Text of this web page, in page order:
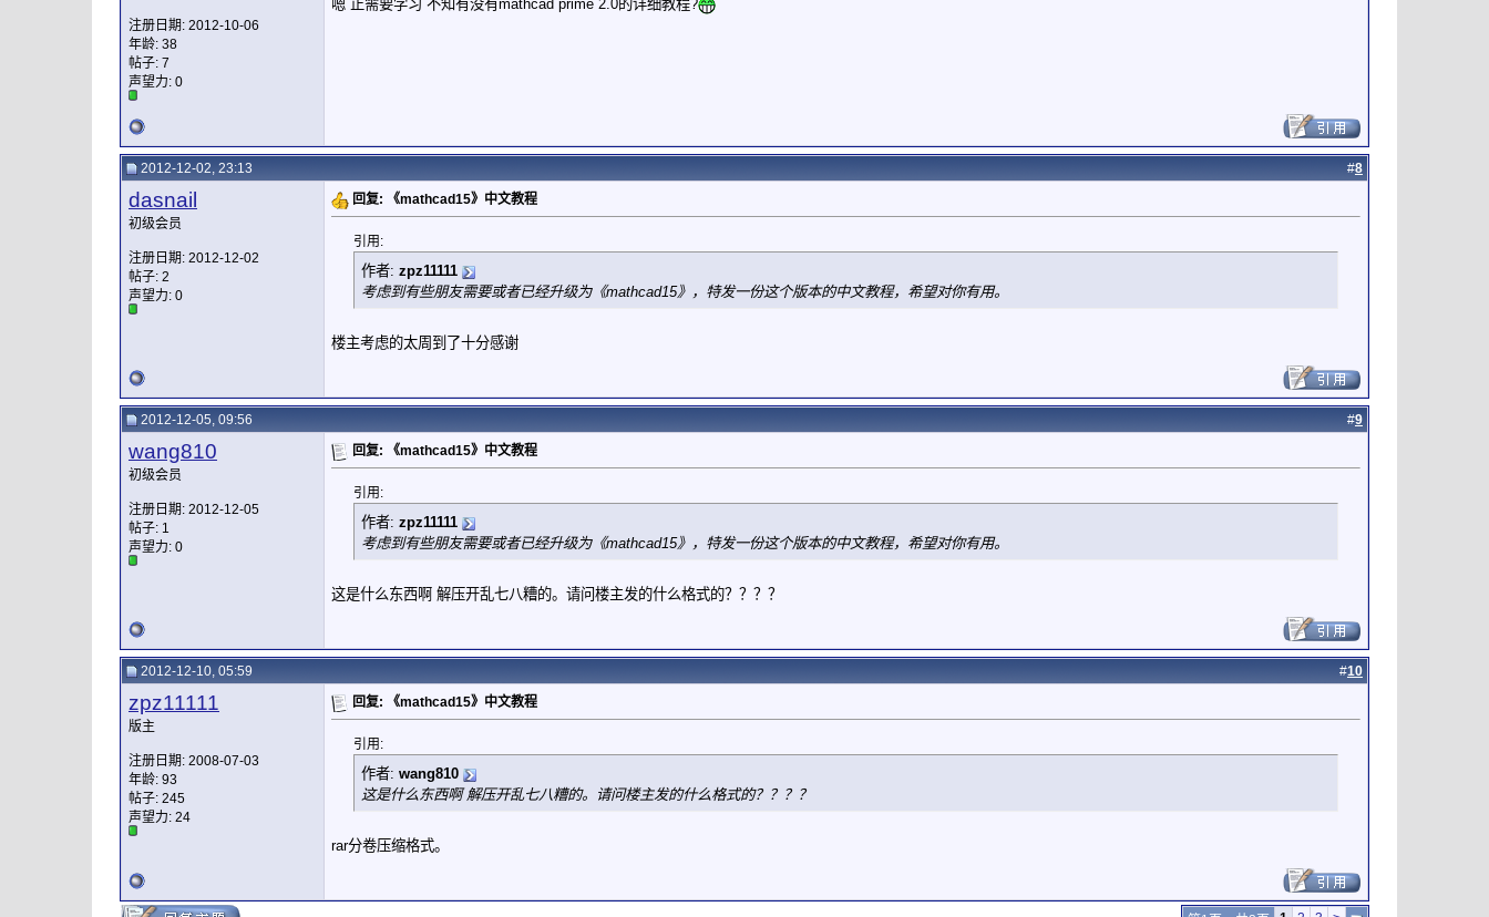
注册日期: 2012-10-06
年龄: 38
帖子: 7
声望力: 0
嗯 正需要学习 不知有没有mathcad prime 2.0的详细教程?
2012-12-02, 23:13 #8
dasnail
初级会员
注册日期: 2012-12-02
帖子: 2
声望力: 0
回复: 《mathcad15》中文教程
引用:
作者: zpz11111
考虑到有些朋友需要或者已经升级为《mathcad15》，特发一份这个版本的中文教程，希望对你有用。
楼主考虑的太周到了十分感谢
2012-12-05, 09:56 #9
wang810
初级会员
注册日期: 2012-12-05
帖子: 1
声望力: 0
回复: 《mathcad15》中文教程
引用:
作者: zpz11111
考虑到有些朋友需要或者已经升级为《mathcad15》，特发一份这个版本的中文教程，希望对你有用。
这是什么东西啊 解压开乱七八糟的。请问楼主发的什么格式的？？？？
2012-12-10, 05:59 #10
zpz11111
版主
注册日期: 2008-07-03
年龄: 93
帖子: 245
声望力: 24
回复: 《mathcad15》中文教程
引用:
作者: wang810
这是什么东西啊 解压开乱七八糟的。请问楼主发的什么格式的？？？？
rar分卷压缩格式。